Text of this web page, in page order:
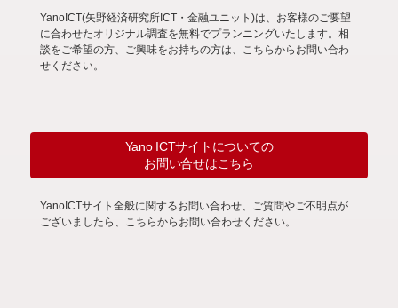
YanoICT(矢野経済研究所ICT・金融ユニット)は、お客様のご要望
に合わせたオリジナル調査を無料でプランニングいたします。相
談をご希望の方、ご興味をお持ちの方は、こちらからお問い合わ
せください。
Yano ICTサイトについての
お問い合せはこちら
YanoICTサイト全般に関するお問い合わせ、ご質問やご不明点が
ございましたら、こちらからお問い合わせください。